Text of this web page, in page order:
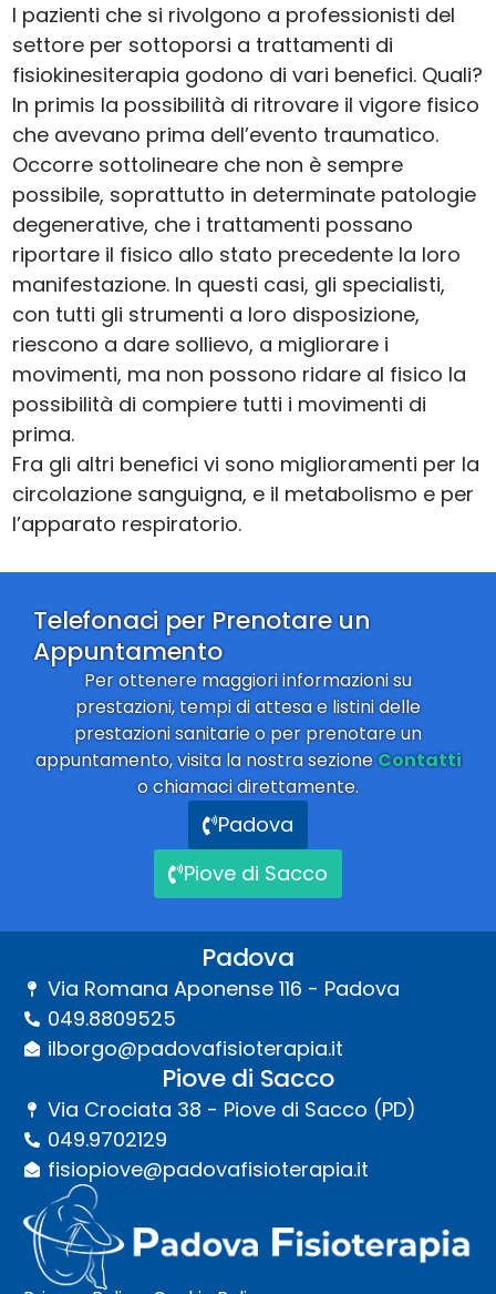
I pazienti che si rivolgono a professionisti del
settore per sottoporsi a trattamenti di
fisiokinesiterapia godono di vari benefici. Quali?
In primis la possibilità di ritrovare il vigore fisico
che avevano prima dell’evento traumatico.
Occorre sottolineare che non è sempre
possibile, soprattutto in determinate patologie
degenerative, che i trattamenti possano
riportare il fisico allo stato precedente la loro
manifestazione. In questi casi, gli specialisti,
con tutti gli strumenti a loro disposizione,
riescono a dare sollievo, a migliorare i
movimenti, ma non possono ridare al fisico la
possibilità di compiere tutti i movimenti di
prima.
Fra gli altri benefici vi sono miglioramenti per la
circolazione sanguigna, e il metabolismo e per
l’apparato respiratorio.
Telefonaci per Prenotare un
Appuntamento
Per ottenere maggiori informazioni su
prestazioni, tempi di attesa e listini delle
prestazioni sanitarie o per prenotare un
appuntamento, visita la nostra sezioneContatti
o chiamaci direttamente.
Padova
Piove di Sacco
Piove di Sacco
Via Crociata 38 - Piove di Sacco (PD)
049.9702129
fisiopiove@padovafisioterapia.it
Padova
Via Romana Aponense 116 - Padova
049.8809525
ilborgo@padovafisioterapia.it